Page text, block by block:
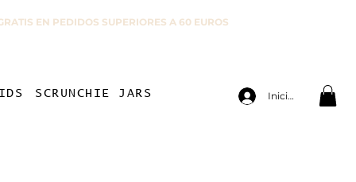
EN PEDIDOS SUPERIORES A 60 EUROS
SCRUNCHIE JARS Iniciar sesión